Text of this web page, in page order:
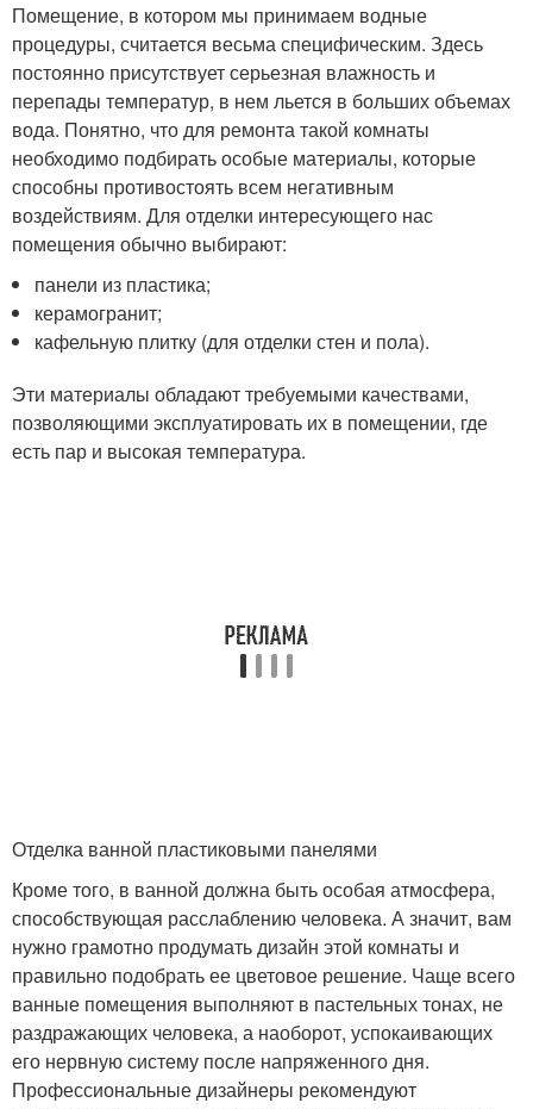
Помещение, в котором мы принимаем водные
процедуры, считается весьма специфическим. Здесь
постоянно присутствует серьезная влажность и
перепады температур, в нем льется в больших объемах
вода. Понятно, что для ремонта такой комнаты
необходимо подбирать особые материалы, которые
способны противостоять всем негативным
воздействиям. Для отделки интересующего нас
помещения обычно выбирают:
панели из пластика;
керамогранит;
кафельную плитку (для отделки стен и пола).
Эти материалы обладают требуемыми качествами,
позволяющими эксплуатировать их в помещении, где
есть пар и высокая температура.
Отделка ванной пластиковыми панелями
Кроме того, в ванной должна быть особая атмосфера,
способствующая расслаблению человека. А значит, вам
нужно грамотно продумать дизайн этой комнаты и
правильно подобрать ее цветовое решение. Чаще всего
ванные помещения выполняют в пастельных тонах, не
раздражающих человека, а наоборот, успокаивающих
его нервную систему после напряженного дня.
Профессиональные дизайнеры рекомендуют